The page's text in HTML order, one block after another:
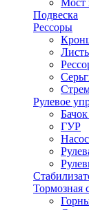
Мост
Подвеска
Рессоры
Рулевое
ГУР
Тормозная